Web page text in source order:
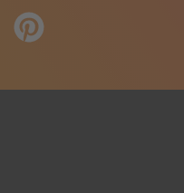
Facebook